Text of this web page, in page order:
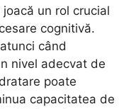
un rol crucial
cognitivă.
când
nivel adecvat de
poate
capacitatea de